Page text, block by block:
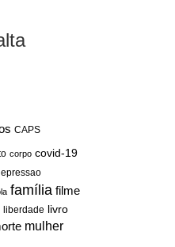
CAPS
corpo covid-19
família filme
liberdade livro
mulher